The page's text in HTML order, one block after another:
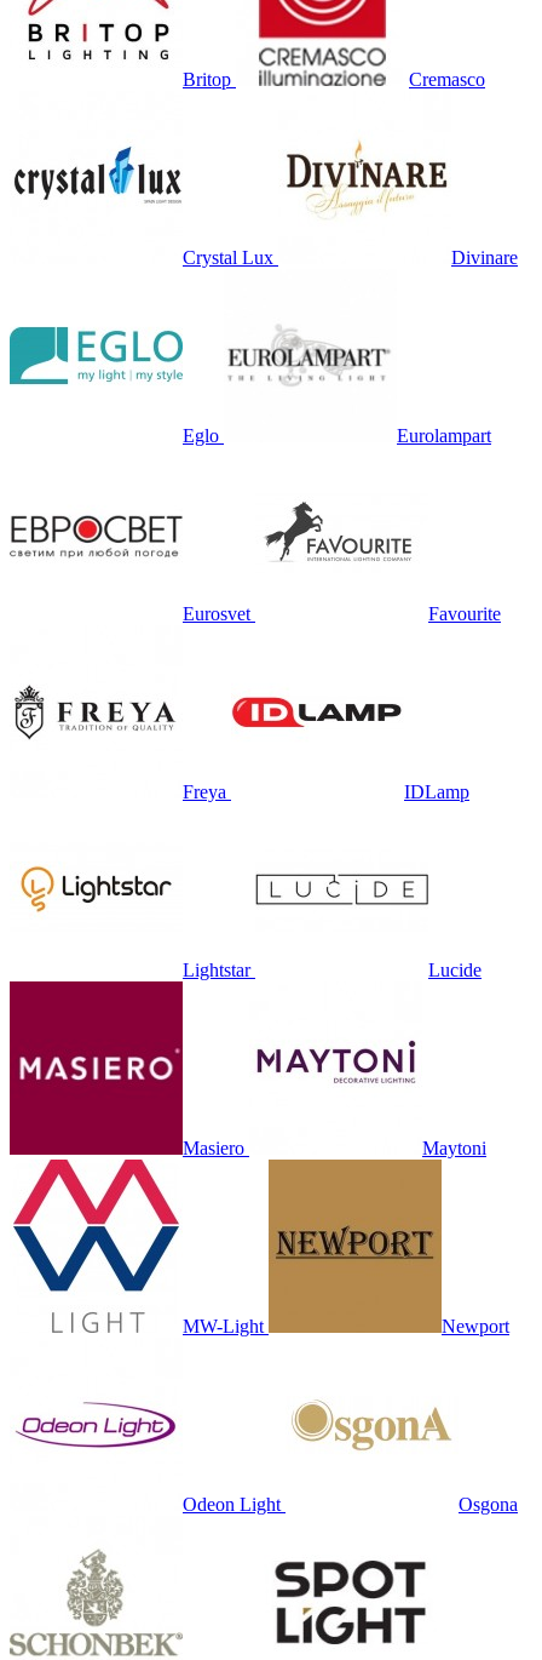
Britop Cremasco
Crystal Lux Divinare
Eglo Eurolampart
Eurosvet Favourite
Freya IDLamp
Lightstar Lucide
Masiero Maytoni
MW-Light Newport
Odeon Light Osgona